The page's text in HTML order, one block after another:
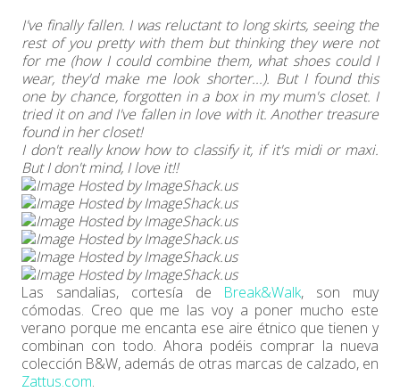
I've finally fallen. I was reluctant to long skirts, seeing the
rest of you pretty with them but thinking they were not
for me (how I could combine them, what shoes could I
wear, they'd make me look shorter...). But I found this
one by chance, forgotten in a box in my mum's closet. I
tried it on and I've fallen in love with it. Another treasure
found in her closet!
I don't really know how to classify it, if it's midi or maxi.
But I don't mind, I love it!!
Las sandalias, cortesía de Break&Walk, son muy
cómodas. Creo que me las voy a poner mucho este
verano porque me encanta ese aire étnico que tienen y
combinan con todo. Ahora podéis comprar la nueva
colección B&W, además de otras marcas de calzado, en
Zattus.com.